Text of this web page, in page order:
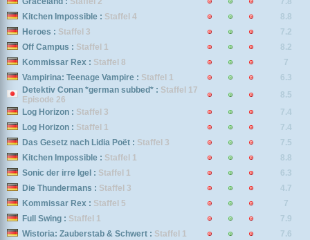
Kitchen Impossible : Staffel 4
8.8
Heroes : Staffel 3
7.2
Off Campus : Staffel 1
8.2
Kommissar Rex : Staffel 8
7
Vampirina: Teenage Vampire : Staffel 1
6.3
Detektiv Conan *german subbed* : Staffel 17
Episode 26
8.5
Log Horizon : Staffel 3
7.4
Log Horizon : Staffel 1
7.4
Das Gesetz nach Lidia Poët : Staffel 3
7.5
Kitchen Impossible : Staffel 1
8.8
Sonic der irre Igel : Staffel 1
6.3
Die Thundermans : Staffel 3
4.7
Kommissar Rex : Staffel 5
7
Full Swing : Staffel 1
7.9
Wistoria: Zauberstab & Schwert : Staffel 1
7.6